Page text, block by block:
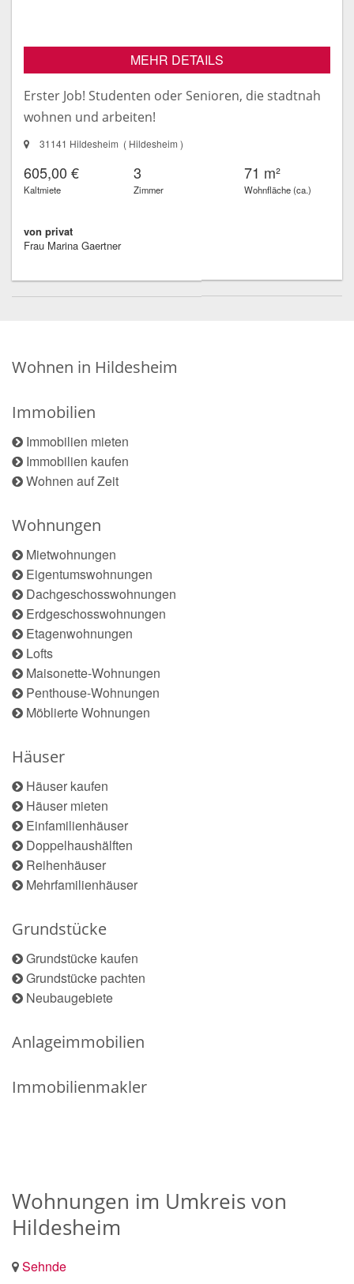
MEHR DETAILS
Erster Job! Studenten oder Senioren, die stadtnah
wohnen und arbeiten!
31141 Hildesheim ( Hildesheim )
605,00 €
Kaltmiete
3
Zimmer
71 m²
Wohnfläche (ca.)
von privat
Frau Marina Gaertner
Wohnen in Hildesheim
Immobilien
Immobilien mieten
Immobilien kaufen
Wohnen auf Zeit
Wohnungen
Mietwohnungen
Eigentumswohnungen
Dachgeschosswohnungen
Erdgeschosswohnungen
Etagenwohnungen
Lofts
Maisonette-Wohnungen
Penthouse-Wohnungen
Möblierte Wohnungen
Häuser
Häuser kaufen
Häuser mieten
Einfamilienhäuser
Doppelhaushälften
Reihenhäuser
Mehrfamilienhäuser
Grundstücke
Grundstücke kaufen
Grundstücke pachten
Neubaugebiete
Anlageimmobilien
Immobilienmakler
Wohnungen im Umkreis von
Hildesheim
Sehnde